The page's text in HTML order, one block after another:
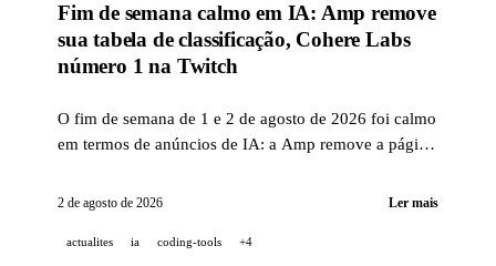
Fim de semana calmo em IA: Amp remove
sua tabela de classificação, Cohere Labs
número 1 na Twitch
O fim de semana de 1 e 2 de agosto de 2026 foi calmo
em termos de anúncios de IA: a Amp remove a página
código e a Cohere anuncia que suas streams na Twitch
2 de agosto de 2026 Ler mais
actualites ia coding-tools +4